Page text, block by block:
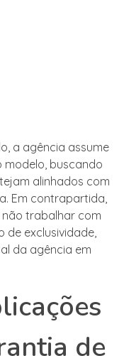
a agência assume
modelo, buscando
alinhados com
Em contrapartida,
trabalhar com
de exclusividade,
da agência em
de